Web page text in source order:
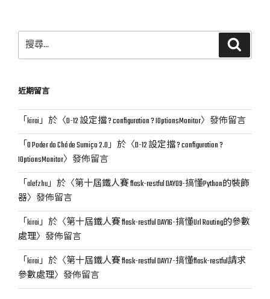
尋
字:
近期留言
「kirai」於〈D-12 設定擋 ? configuration ? IOptionsMonitor〉發佈留言
「O Poder do Chá de Sumiço 2.0」於〈D-12 設定擋 ? configuration ?
IOptionsMonitor〉發佈留言
「alefzhu」於〈第十屆鐵人賽 flask-restful DAY09-搞懂Python的裝飾
器〉發佈留言
「kirai」於〈第十屆鐵人賽 flask-restful DAY16-搞懂Url Routing的參數
處理〉發佈留言
「kirai」於〈第十屆鐵人賽 flask-restful DAY17-搞懂flask-restful請求
參數處理〉發佈留言